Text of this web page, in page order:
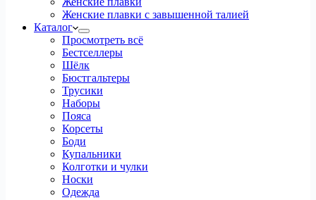
Женские плавки с завышенной талией
Каталог
Просмотреть всё
Бестселлеры
Шёлк
Бюстгальтеры
Трусики
Наборы
Пояса
Корсеты
Боди
Купальники
Колготки и чулки
Носки
Одежда